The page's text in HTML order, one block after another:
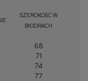
SZEROKOŚĆ W
BIODRACH
68
71
74
77